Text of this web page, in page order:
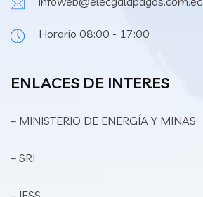
Horario 08:00 - 17:00
ENLACES DE INTERES
– MINISTERIO DE ENERGÍA Y MINAS
– SRI